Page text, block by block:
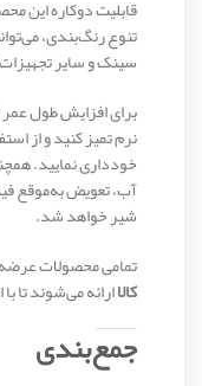
قابلیت دوکاره این
تنوع رنگ‌بندی،
سینک و سایر
برای افزایش طول
نرم تمیز کنید و از
خودداری نمایید.
آب، تعویض به‌موقع
شیر خواهد شد.
تمامی محصولات
کالاارائه می‌شوند تا
جمع‌بندی